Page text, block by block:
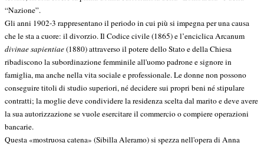
“Nazione”.
Gli anni 1902-3 rappresentano il periodo in cui più si impegna per una causa
che le sta a cuore: il divorzio. Il Codice civile (1865) e l’enciclica Arcanum
divinae sapientiae(1880) attraverso il potere dello Stato e della Chiesa
ribadiscono la subordinazione femminile all'uomo padrone e signore in
famiglia, ma anche nella vita sociale e professionale. Le donne non possono
conseguire titoli di studio superiori, né decidere sui propri beni né stipulare
contratti; la moglie deve condividere la residenza scelta dal marito e deve avere
la sua autorizzazione se vuole esercitare il commercio o compiere operazioni
bancarie.
Questa «mostruosa catena» (Sibilla Aleramo) si spezza nell'opera di Anna